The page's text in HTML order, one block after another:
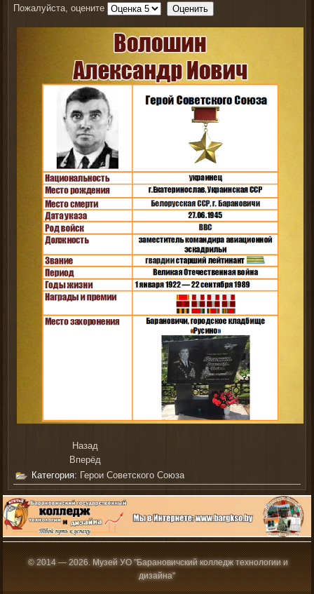
Пожалуйста, оцените
Назад
Вперёд
Категория: Герои Советского Союза
©2014 — 2026.Музей УО "Барановичский колледж технологии и
дизайна"